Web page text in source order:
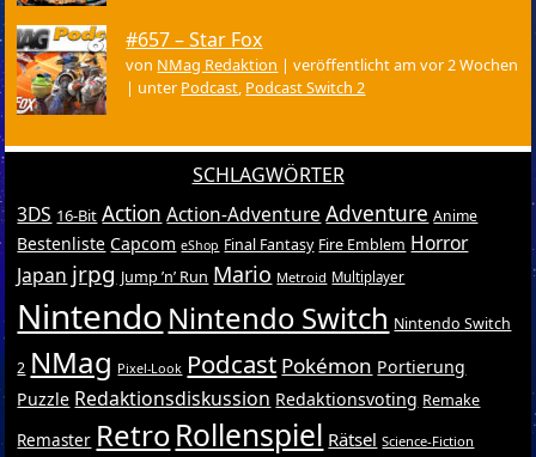
#657 – Star Fox
von NMag Redaktion |veröffentlicht am vor 2 Wochen
| unter Podcast, Podcast Switch 2
SCHLAGWÖRTER
3DS 16-Bit Action Action-Adventure Adventure Anime
Bestenliste Capcom eShop Final Fantasy Fire Emblem Horror
Japan jrpg Jump ’n’ Run Mario Metroid Multiplayer
Nintendo Nintendo Switch Nintendo Switch
2 NMag Pixel-Look Podcast Pokémon Portierung
Puzzle Redaktionsdiskussion Redaktionsvoting Remake
Remaster RetroRollenspiel Rätsel Science-Fiction